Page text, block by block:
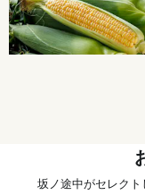
沢のとうもろこし 12
本
送料込 4,250円
坂ノ途中がセレク